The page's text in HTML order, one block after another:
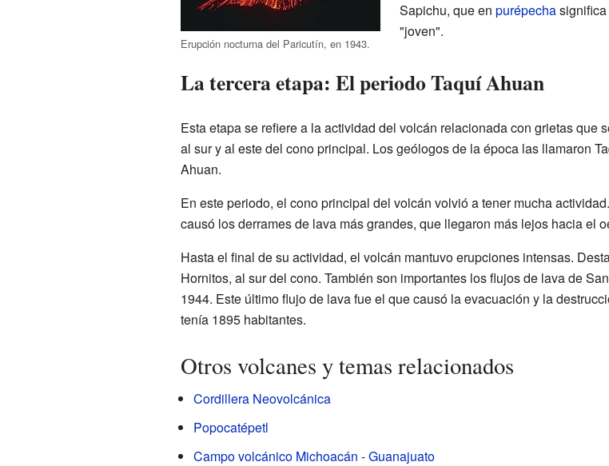
Erupción nocturna del Paricutín, en 1943.
Sapichu, que en purépechasignifica
"joven".
La tercera etapa: El periodo Taquí Ahuan
Esta etapa se refiere a la actividad del volcán relacionada con grietas que
al sur y al este del cono principal. Los geólogos de la época las llamaron
Ahuan.
En este periodo, el cono principal del volcán volvió a tener mucha
causó los derrames de lava más grandes, que llegaron más lejos hacia el
Hasta el final de su actividad, el volcán mantuvo erupciones intensas.
Hornitos, al sur del cono. También son importantes los flujos de lava de
1944. Este último flujo de lava fue el que causó la evacuación y la
tenía 1895 habitantes.
Otros volcanes y temas relacionados
Cordillera Neovolcánica
Popocatépetl
Campo volcánico Michoacán - Guanajuato